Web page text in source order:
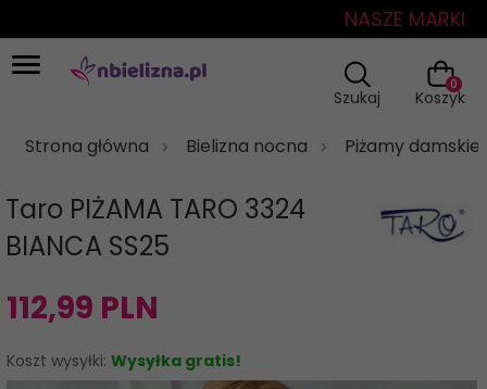
NASZE MARKI
Szukaj Koszyk
0
Strona główna Bielizna nocna Piżamy damskie
Taro PIŻAMA TARO 3324
BIANCA SS25
112,99 PLN
Koszt wysyłki: Wysyłka gratis!